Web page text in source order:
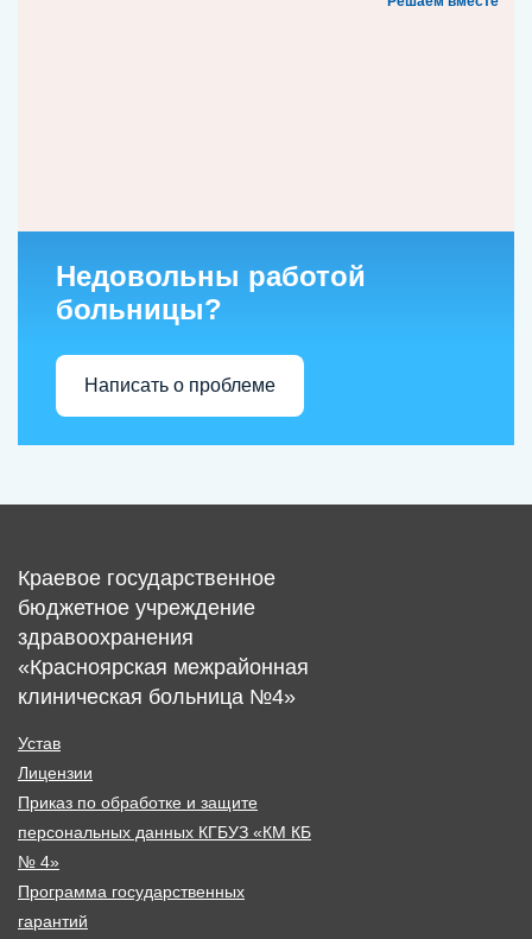
Недовольны работой
больницы?
Написать о проблеме
Краевое государственное
бюджетное учреждение
здравоохранения
«Красноярская межрайонная
клиническая больница №4»
Устав
Лицензии
Приказ по обработке и защите
персональных данных КГБУЗ «КМ КБ
№ 4»
Программа государственных
гарантий